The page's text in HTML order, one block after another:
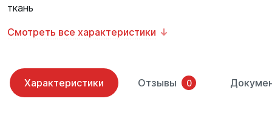
ткань
Смотреть все характеристики
Характеристики Отзывы 0